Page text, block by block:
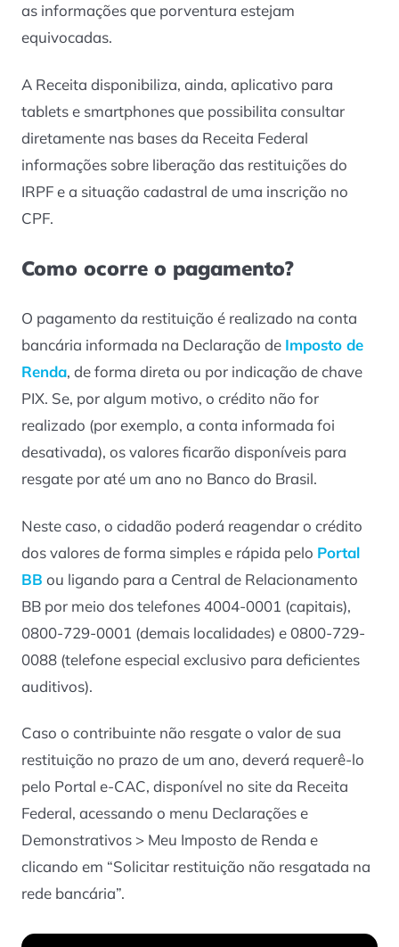
as informações que porventura estejam
equivocadas.
A Receita disponibiliza, ainda, aplicativo para
tablets e smartphones que possibilita consultar
diretamente nas bases da Receita Federal
informações sobre liberação das restituições do
IRPF e a situação cadastral de uma inscrição no
CPF.
Como ocorre o pagamento?
O pagamento da restituição é realizado na conta
bancária informada na Declaração de Imposto de
Renda, de forma direta ou por indicação de chave
PIX. Se, por algum motivo, o crédito não for
realizado (por exemplo, a conta informada foi
desativada), os valores ficarão disponíveis para
resgate por até um ano no Banco do Brasil.
Neste caso, o cidadão poderá reagendar o crédito
dos valores de forma simples e rápida pelo Portal
BB ou ligando para a Central de Relacionamento
BB por meio dos telefones 4004-0001 (capitais),
0800-729-0001 (demais localidades) e 0800-729-
0088 (telefone especial exclusivo para deficientes
auditivos).
Caso o contribuinte não resgate o valor de sua
restituição no prazo de um ano, deverá requerê-lo
pelo Portal e-CAC, disponível no site da Receita
Federal, acessando o menu Declarações e
Demonstrativos > Meu Imposto de Renda e
clicando em “Solicitar restituição não resgatada na
rede bancária”.